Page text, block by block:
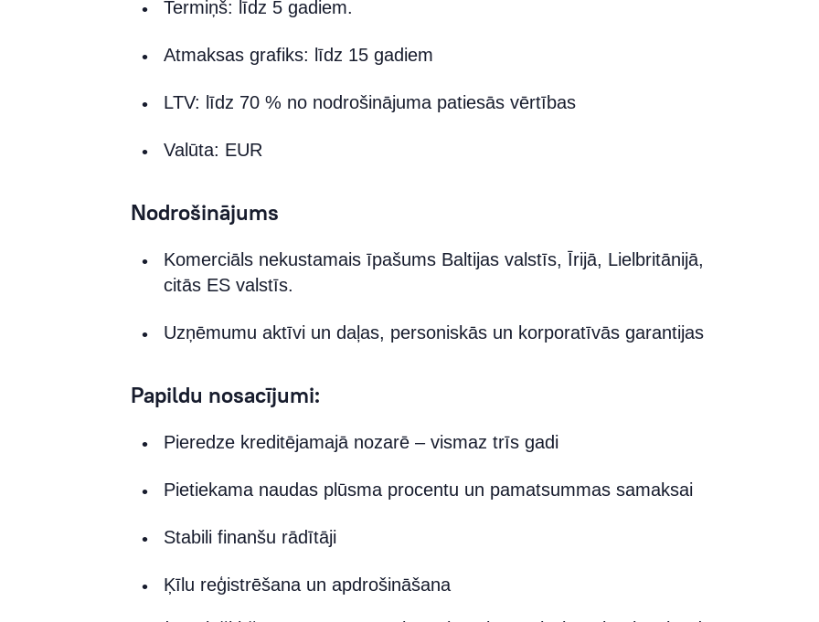
Termiņš: līdz 5 gadiem.
Atmaksas grafiks: līdz 15 gadiem
LTV: līdz 70 % no nodrošinājuma patiesās vērtības
Valūta: EUR
Nodrošinājums
Komerciāls nekustamais īpašums Baltijas valstīs, Īrijā, Lielbritānijā,
citās ES valstīs.
Uzņēmumu aktīvi un daļas, personiskās un korporatīvās garantijas
Papildu nosacījumi:
Pieredze kreditējamajā nozarē – vismaz trīs gadi
Pietiekama naudas plūsma procentu un pamatsummas samaksai
Stabili finanšu rādītāji
Ķīlu reģistrēšana un apdrošināšana